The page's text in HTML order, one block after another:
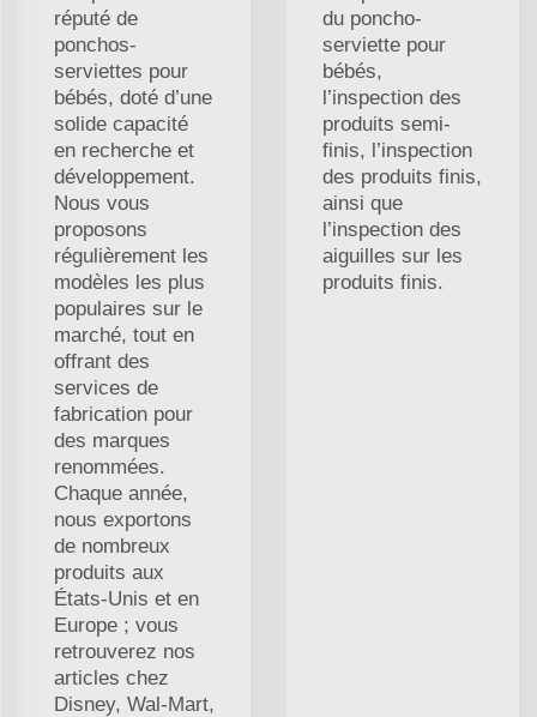
réputé de
ponchos-
serviettes pour
bébés, doté d’une
solide capacité
en recherche et
développement.
Nous vous
proposons
régulièrement les
modèles les plus
populaires sur le
marché, tout en
offrant des
services de
fabrication pour
des marques
renommées.
Chaque année,
nous exportons
de nombreux
produits aux
États-Unis et en
Europe ; vous
retrouverez nos
articles chez
Disney, Wal-Mart,
du poncho-
serviette pour
bébés,
l’inspection des
produits semi-
finis, l’inspection
des produits finis,
ainsi que
l’inspection des
aiguilles sur les
produits finis.